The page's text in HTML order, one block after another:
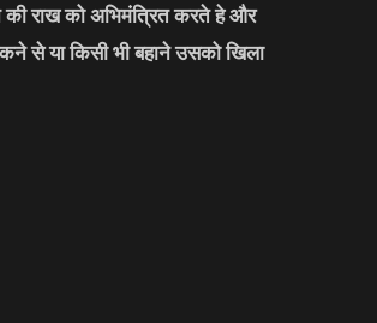
राख को अभिमंत्रित करते हे और
से या किसी भी बहाने उसको खिला